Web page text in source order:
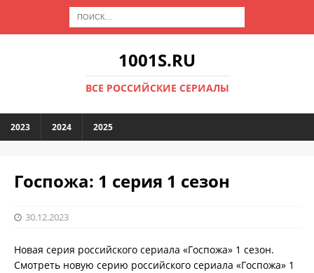
1001S.RU
ВСЕ РОССИЙСКИЕ СЕРИАЛЫ
2023 2024 2025
Госпожа: 1 серия 1 сезон
30.12.2023
Новая серия российского сериала «Госпожа» 1 сезон.
Смотреть новую серию российского сериала «Госпожа» 1